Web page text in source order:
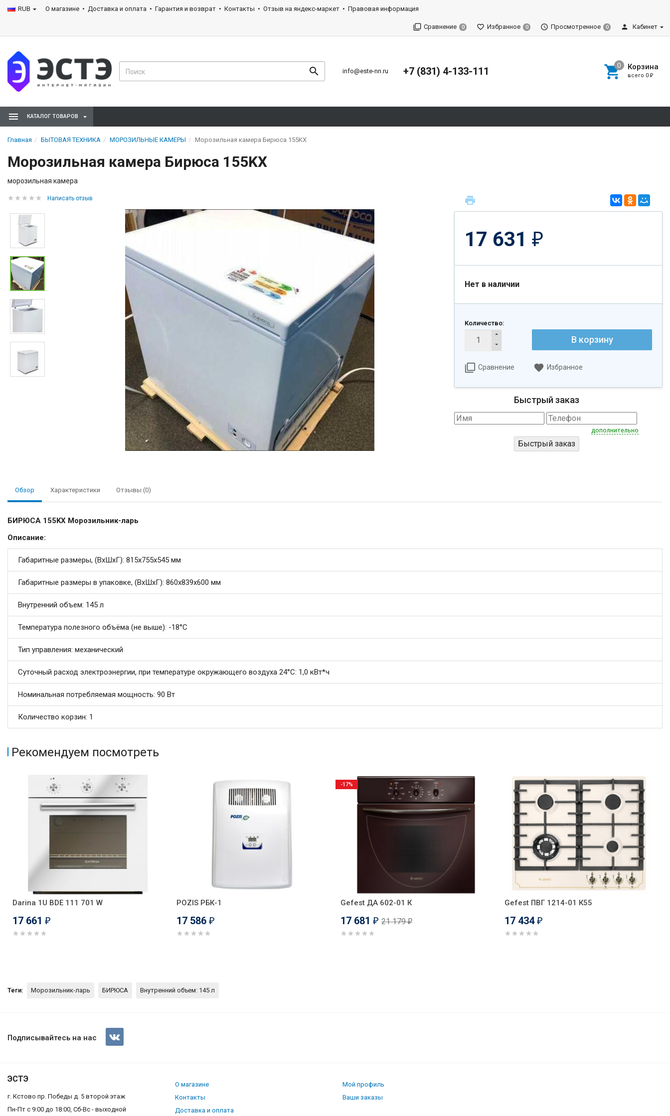
RUB О магазине Доставка и оплата Гарантия и возврат Контакты Отзыв на яндекс-маркет Правовая информация
Сравнение 0 Избранное 0 Просмотренное 0 Кабинет
info@este-nn.ru +7 (831) 4-133-111 Корзина
всего 0 ₽
КАТАЛОГ ТОВАРОВ
Главная БЫТОВАЯ ТЕХНИКА МОРОЗИЛЬНЫЕ КАМЕРЫ Морозильная камера Бирюса 155KХ
Морозильная камера Бирюса 155KХ
морозильная камера
Написать отзыв
17 631 ₽
Нет в наличии
Количество:
В корзину
Сравнение Избранное
Быстрый заказ
дополнительно
Обзор Характеристики Отзывы (0)
БИРЮСА 155KХ Морозильник-ларь
Описание:
Габаритные размеры, (ВхШхГ): 815x755x545 мм
Габаритные размеры в упаковке, (ВхШхГ): 860х839х600 мм
Внутренний объем: 145 л
Температура полезного объёма (не выше): -18°C
Тип управления: механический
Суточный расход электроэнергии, при температуре окружающего воздуха 24°C: 1,0 кВт*ч
Номинальная потребляемая мощность: 90 Вт
Количество корзин: 1
Рекомендуем посмотреть
Darina 1U BDE 111 701 W
17 661 ₽
POZIS РБК-1
17 586 ₽
Gefest ДА 602-01 К
17 681 ₽ 21 179₽
-17%
Gefest ПВГ 1214-01 К55
17 434 ₽
Теги: Морозильник-ларь БИРЮСА Внутренний объем: 145 л
Морозильная камера Бирюса 155KХ
Подписывайтесь на нас
ЭСТЭ
г. Кстово пр. Победы д. 5 второй этаж
Пн-Пт с 9:00 до 18:00, Сб-Вс - выходной
О магазине
Контакты
Доставка и оплата
Мой профиль
Ваши заказы